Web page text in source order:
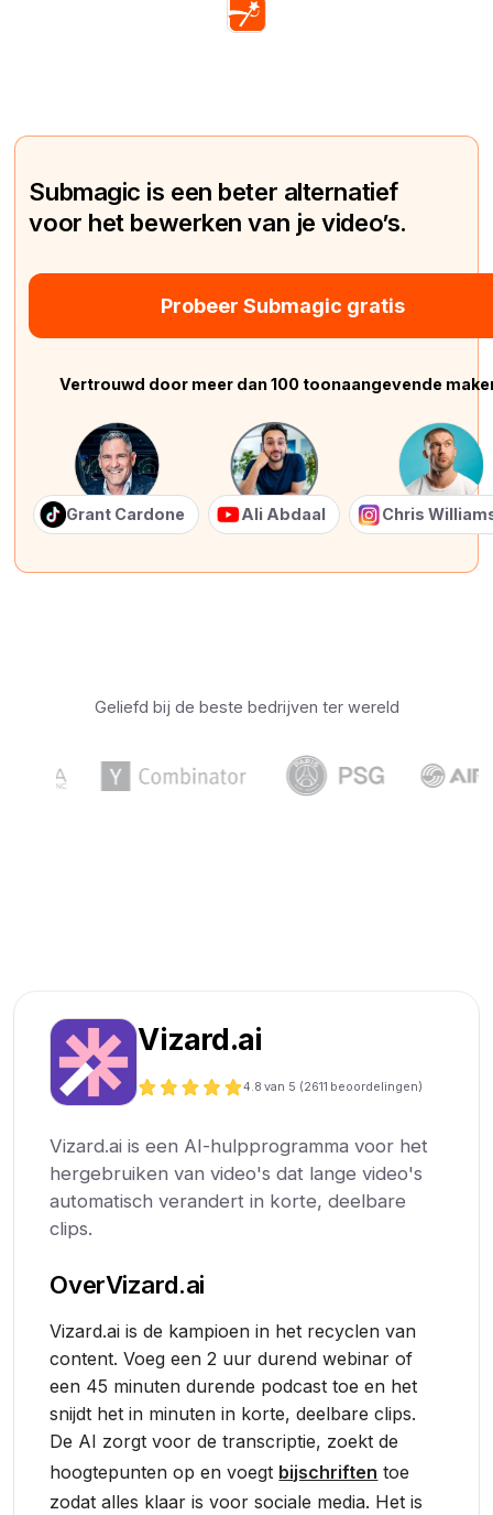
Submagic is een beter alternatief
voor het bewerken van je video’s.
Probeer Submagic gratis
Vertrouwd door meer dan 100 toonaangevende
Grant Cardone Ali Abdaal Chris
Geliefd bij de beste bedrijven ter wereld
Vizard.ai
4.8 van 5 (2611 beoordelingen)
Vizard.ai is een AI-hulpprogramma voor het
hergebruiken van video's dat lange video's
automatisch verandert in korte, deelbare
clips.
OverVizard.ai
Vizard.ai is de kampioen in het recyclen van
content. Voeg een 2 uur durend webinar of
een 45 minuten durende podcast toe en het
snijdt het in minuten in korte, deelbare clips.
De AI zorgt voor de transcriptie, zoekt de
hoogtepunten op en voegt bijschriften toe
zodat alles klaar is voor sociale media. Het is